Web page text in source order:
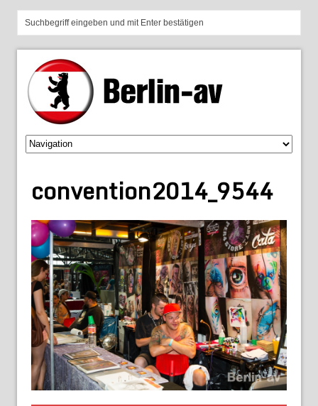
convention2014_9544